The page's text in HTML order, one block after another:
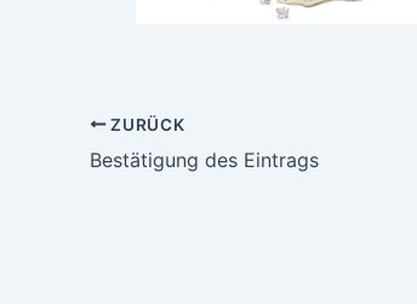
ZURÜCK
Bestätigung des Eintrags